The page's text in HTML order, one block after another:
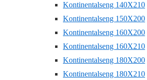
Kontinentalseng 140X210
Kontinentalseng 150X200
Kontinentalseng 160X200
Kontinentalseng 160X210
Kontinentalseng 180X200
Kontinentalseng 180X210